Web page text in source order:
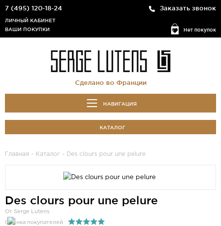
7 (495) 120-18-24 Заказать звонок
Нет покупок
ЛИЧНЫЙ КАБИНЕТ
ВАШИ ПОКУПКИ
Сделано во Франции
НАВИГАЦИЯ
КАТАЛОГ
Главная - Каталог - Des clours pour une pelure
Des clours pour une pelure
От Serge Lutens
Оценка покупателей